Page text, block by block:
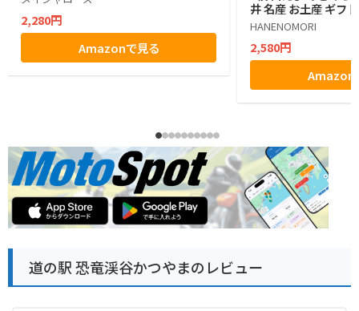
2,280円
Amazonで見る
井 名産 お土産 ギフト
HANENOMORI
2,580円
Amazon
道の駅 恐竜渓谷かつやまのレビュー